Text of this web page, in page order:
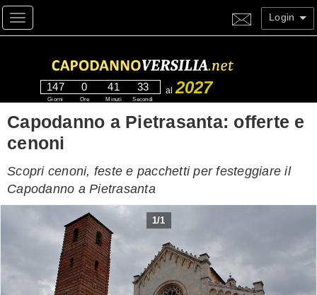
Toggle navigation Login
147
Giorni
0
Ore
41
Minuti
32
Secondi
al 2027
Capodanno a Pietrasanta: offerte e
cenoni
Scopri cenoni, feste e pacchetti per festeggiare il
Capodanno a Pietrasanta
1/1